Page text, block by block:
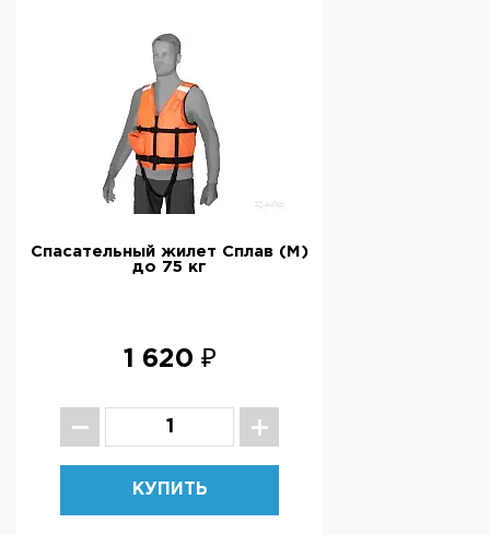
Спасательный жилет Сплав (М)
до 75 кг
1 620 ₽
КУПИТЬ